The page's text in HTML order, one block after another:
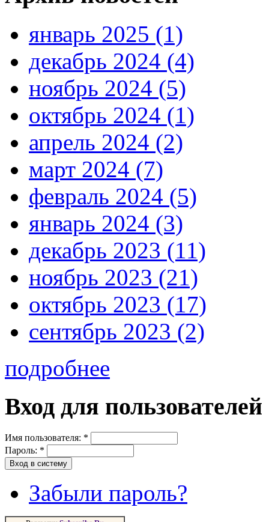
январь 2025 (1)
декабрь 2024 (4)
ноябрь 2024 (5)
октябрь 2024 (1)
апрель 2024 (2)
март 2024 (7)
февраль 2024 (5)
январь 2024 (3)
декабрь 2023 (11)
ноябрь 2023 (21)
октябрь 2023 (17)
сентябрь 2023 (2)
подробнее
Вход для пользователей
Имя пользователя: *
Пароль: *
Забыли пароль?